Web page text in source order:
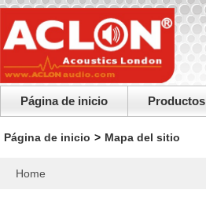
Página de inicio Productos
Página de inicio > Mapa del sitio
Home